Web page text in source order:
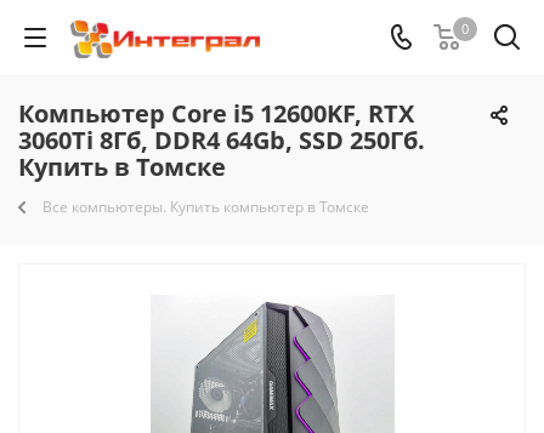
0
Компьютер Core i5 12600KF, RTX
3060Ti 8Гб, DDR4 64Gb, SSD 250Гб.
Купить в Томске
Все компьютеры. Купить компьютер в Томске